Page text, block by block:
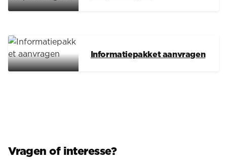
Informatiepakket aanvragen
Vragen of interesse?